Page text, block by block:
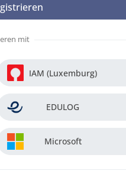
mit
IAM (Luxemburg)
EDULOG
Microsoft